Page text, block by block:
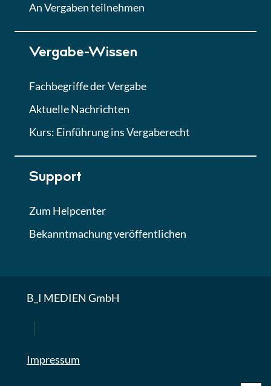
An Vergaben teilnehmen
Vergabe-Wissen
Fachbegriffe der Vergabe
Aktuelle Nachrichten
Kurs: Einführung ins Vergaberecht
Support
Zum Helpcenter
Bekanntmachung veröffentlichen
B_I MEDIEN GmbH
Impressum